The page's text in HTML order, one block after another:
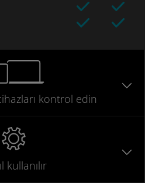
kontrol edin
kullanılır